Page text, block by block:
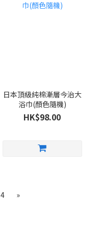
日本頂級純棉漸層今治大
浴巾(顏色隨機)
HK$98.00
4 »